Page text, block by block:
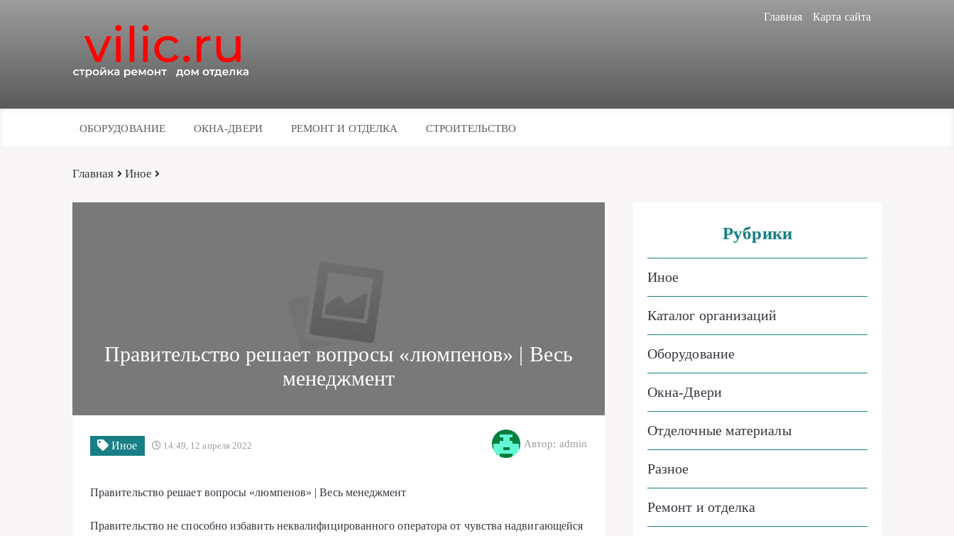
Главная Карта сайта
ОБОРУДОВАНИЕ ОКНА-ДВЕРИ РЕМОНТ И ОТДЕЛКА СТРОИТЕЛЬСТВО
Главная Иное
Правительство решает вопросы «люмпенов» | Весь
менеджмент
Иное 14:49, 12 апреля 2022 Автор: admin
Правительство решает вопросы «люмпенов» | Весь менеджмент
Правительство не способно избавить неквалифицированного оператора от чувства надвигающейся
Рубрики
Иное
Каталог организаций
Оборудование
Окна-Двери
Отделочные материалы
Разное
Ремонт и отделка